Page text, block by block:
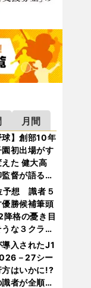
月間
球】創部10年
園初出場がす
た 健大高
督が語る
壊」はこうし
た
予想 識者５
優勝候補筆頭
格の憂き目
な３クラブ
入されたJ1
－27シー
方はいかに!?
者が全順位